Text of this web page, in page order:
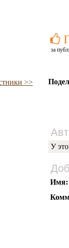
>>
за
У
Имя: